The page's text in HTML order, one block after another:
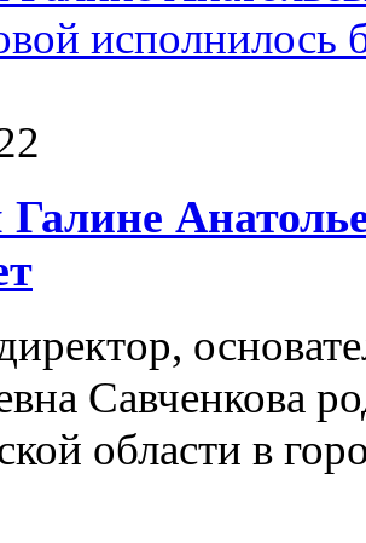
Галине
Савченкова
области в